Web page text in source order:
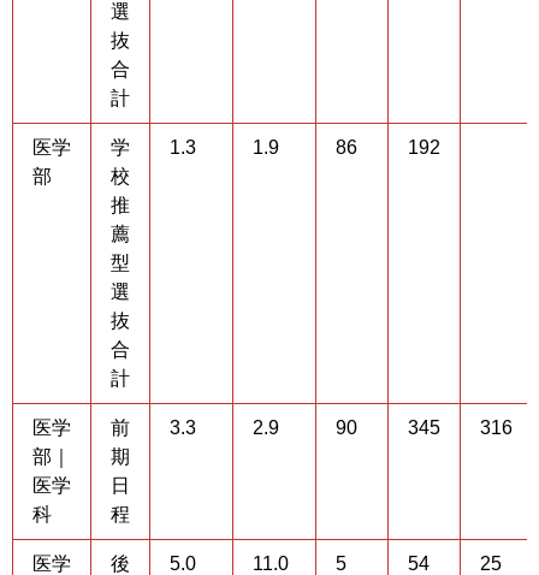
選
抜
合
計
医学
部
学
校
推
薦
型
選
抜
合
計
1.3 1.9 86 192
医学
部｜
医学
科
前
期
日
程
3.3 2.9 90 345 316
医学
後
5.0 11.0 5 54 25